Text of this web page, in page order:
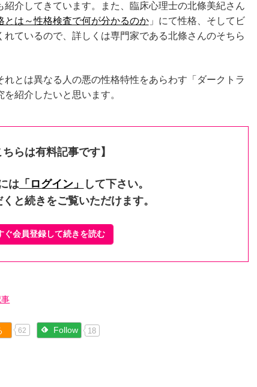
介してきています。また、臨床心理士の北條美紀さん
は～性格検査で何が分かるのか」にて性格、そしてビ
ているので、詳しくは専門家である北條さんのそちら
とは異なる人の悪の性格特性をあらわす「ダークトラ
紹介したいと思います。
ちらは有料記事です】
は 「ログイン」
して下さい。
と続きをご覧いただけます。
ぐ会員登録して続きを読む
62 Follow 18